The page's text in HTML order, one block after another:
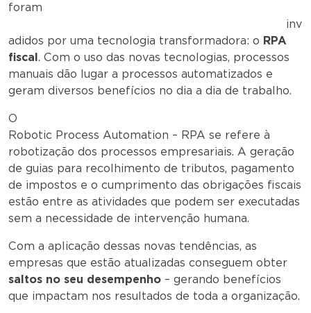
foram
inv
adidos por uma tecnologia transformadora: o RPA
fiscal. Com o uso das novas tecnologias, processos
manuais dão lugar a processos automatizados e
geram diversos benefícios no dia a dia de trabalho.
O
Robotic Process Automation – RPA se refere à
robotização dos processos empresariais. A geração
de guias para recolhimento de tributos, pagamento
de impostos e o cumprimento das obrigações fiscais
estão entre as atividades que podem ser executadas
sem a necessidade de intervenção humana.
Com a aplicação dessas novas tendências, as
empresas que estão atualizadas conseguem obter
saltos no seu desempenho – gerando benefícios
que impactam nos resultados de toda a organização.